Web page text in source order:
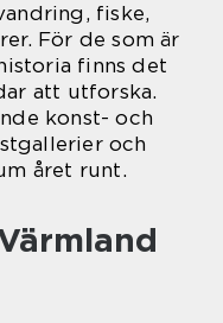
fiske,
För de som är
finns det
att utforska.
konst- och
och
året runt.